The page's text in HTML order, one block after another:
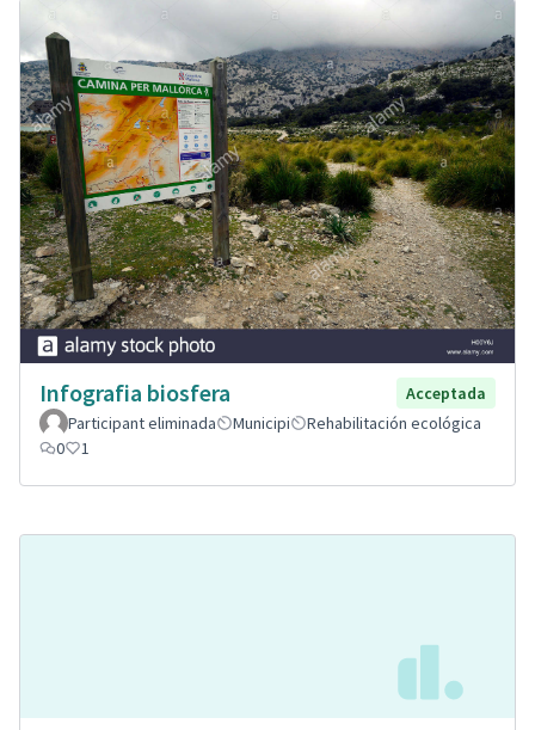
Infografia biosfera
Acceptada
Participant eliminada
Municipi
Rehabilitación ecológica
0
1